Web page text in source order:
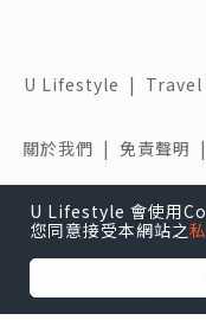
U Lifestyle | Travel
關於我們 | 免責聲明 |
下載
U Lifestyle 會使用
您同意接受本網站之